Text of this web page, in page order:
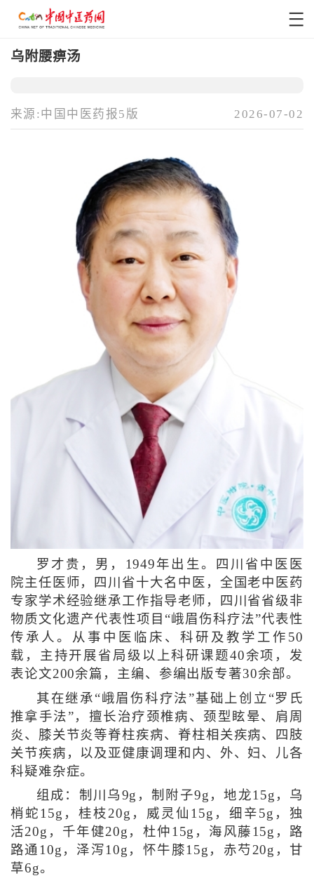
乌附腰痹汤
来源:中国中医药报5版 2026-07-02
罗才贵，男，1949年出生。四川省中医医
院主任医师，四川省十大名中医，全国老中医药
专家学术经验继承工作指导老师，四川省省级非
物质文化遗产代表性项目“峨眉伤科疗法”代表性
传承人。从事中医临床、科研及教学工作50
载，主持开展省局级以上科研课题40余项，发
表论文200余篇，主编、参编出版专著30余部。
其在继承“峨眉伤科疗法”基础上创立“罗氏
推拿手法”，擅长治疗颈椎病、颈型眩晕、肩周
炎、膝关节炎等脊柱疾病、脊柱相关疾病、四肢
关节疾病，以及亚健康调理和内、外、妇、儿各
科疑难杂症。
组成：制川乌9g，制附子9g，地龙15g，乌
梢蛇15g，桂枝20g，威灵仙15g，细辛5g，独
活20g，千年健20g，杜仲15g，海风藤15g，路
路通10g，泽泻10g，怀牛膝15g，赤芍20g，甘
草6g。